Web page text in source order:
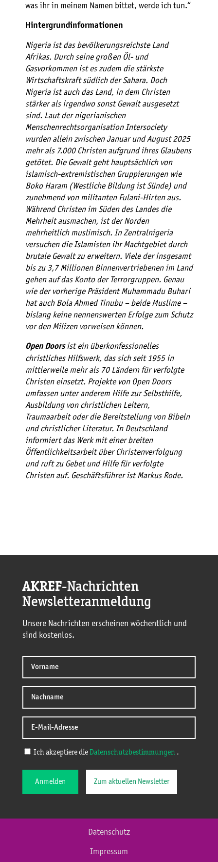
was ihr in meinem Namen bittet, werde ich tun.“
Hintergrundinformationen
Nigeria ist das bevölkerungsreichste Land
Afrikas. Durch seine großen Öl- und
Gasvorkommen ist es zudem die stärkste
Wirtschaftskraft südlich der Sahara. Doch
Nigeria ist auch das Land, in dem Christen
stärker als irgendwo sonst Gewalt ausgesetzt
sind. Laut der nigerianischen
Menschenrechtsorganisation Intersociety
wurden allein zwischen Januar und August 2025
mehr als 7.000 Christen aufgrund ihres Glaubens
getötet. Die Gewalt geht hauptsächlich von
islamisch-extremistischen Gruppierungen wie
Boko Haram (Westliche Bildung ist Sünde) und
zunehmend von militanten Fulani-Hirten aus.
Während Christen im Süden des Landes die
Mehrheit ausmachen, ist der Norden
mehrheitlich muslimisch. In Zentralnigeria
versuchen die Islamisten ihr Machtgebiet durch
brutale Gewalt zu erweitern. Viele der insgesamt
bis zu 3,7 Millionen Binnenvertriebenen im Land
gehen auf das Konto der Terrorgruppen. Genau
wie der vorherige Präsident Muhammadu Buhari
hat auch Bola Ahmed Tinubu – beide Muslime –
bislang keine nennenswerten Erfolge zum Schutz
vor den Milizen vorweisen können.
Open Doorsist ein überkonfessionelles
christliches Hilfswerk, das sich seit 1955 in
mittlerweile mehr als 70 Ländern für verfolgte
Christen einsetzt. Projekte von Open Doors
umfassen unter anderem Hilfe zur Selbsthilfe,
Ausbildung von christlichen Leitern,
Traumaarbeit oder die Bereitstellung von Bibeln
und christlicher Literatur. In Deutschland
informiert das Werk mit einer breiten
Öffentlichkeitsarbeit über Christenverfolgung
und ruft zu Gebet und Hilfe für verfolgte
Christen auf. Geschäftsführer ist Markus Rode.
AKREF-Nachrichten
Newsletteranmeldung
Unsere Nachrichten erscheinen wöchentlich und
sind kostenlos.
Ich akzeptiere die Datenschutzbestimmungen .
Anmelden Zum aktuellen Newsletter
Datenschutz
Impressum